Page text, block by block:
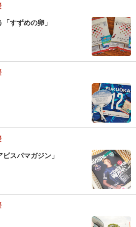
「すずめの卵」
ビスパマガジン」